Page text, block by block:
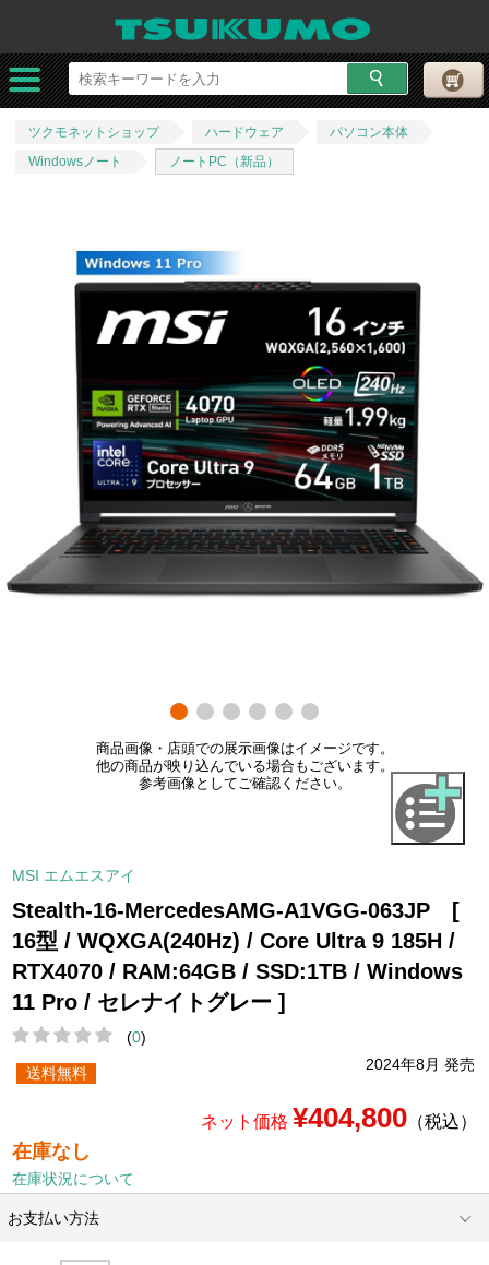
ツクモネットショップ ハードウェア
パソコン本体
Windowsノート
ノートPC（新品）
商品画像・店頭での展示画像はイメージです。
他の商品が映り込んでいる場合もございます。
参考画像としてご確認ください。
MSI エムエスアイ
Stealth-16-MercedesAMG-A1VGG-063JP [
16型 / WQXGA(240Hz) / Core Ultra 9 185H /
RTX4070 / RAM:64GB / SSD:1TB / Windows
11 Pro / セレナイトグレー ]
(0)
2024年8月 発売
送料無料
ネット価格 ¥404,800（税込）
在庫なし
在庫状況について
お支払い方法